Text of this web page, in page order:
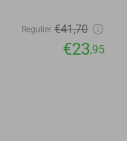
Regulier €41,70
€23,95